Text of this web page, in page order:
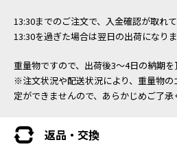
13:30までのご注文で、入金確認が取れ
13:30を過ぎた場合は翌日の出荷になり
重量物ですので、出荷後3～4日の納期を
※注文状況や配送状況により、重量物
定ができませんので、あらかじめご了承
返品・交換